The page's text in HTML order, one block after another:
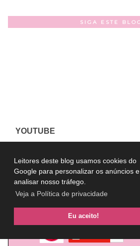
Leitores deste blog usamos cookies do
Google para personalizar os anúncios e
analisar nosso tráfego.
Veja a Política de privacidade
Eu aceito!
SIGA ESTE
YOUTUBE
Clique na imagem abaixo